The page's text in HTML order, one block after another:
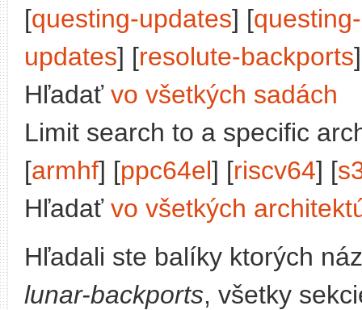
[questing-updates] [
updates] [resolute-backports
Hľadať vo všetkých sadách
Limit search to a specific
[armhf] [ppc64el] [riscv64] [
Hľadať vo všetkých
Hľadali ste balíky ktorých
lunar-backports, všetky